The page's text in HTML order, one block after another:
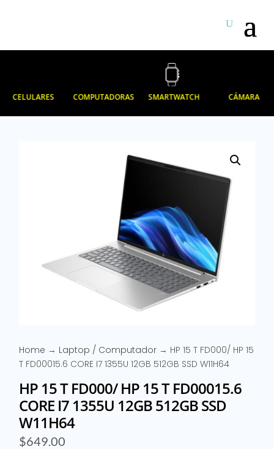
CELULARES COMPUTADORAS SMARTWATCH CÁMARA
Home → Laptop / Computador → HP 15 T FD000/ HP 15
T FD00015.6 CORE I7 1355U 12GB 512GB SSD W11H64
HP 15 T FD000/ HP 15 T FD00015.6
CORE I7 1355U 12GB 512GB SSD
W11H64
$649.00